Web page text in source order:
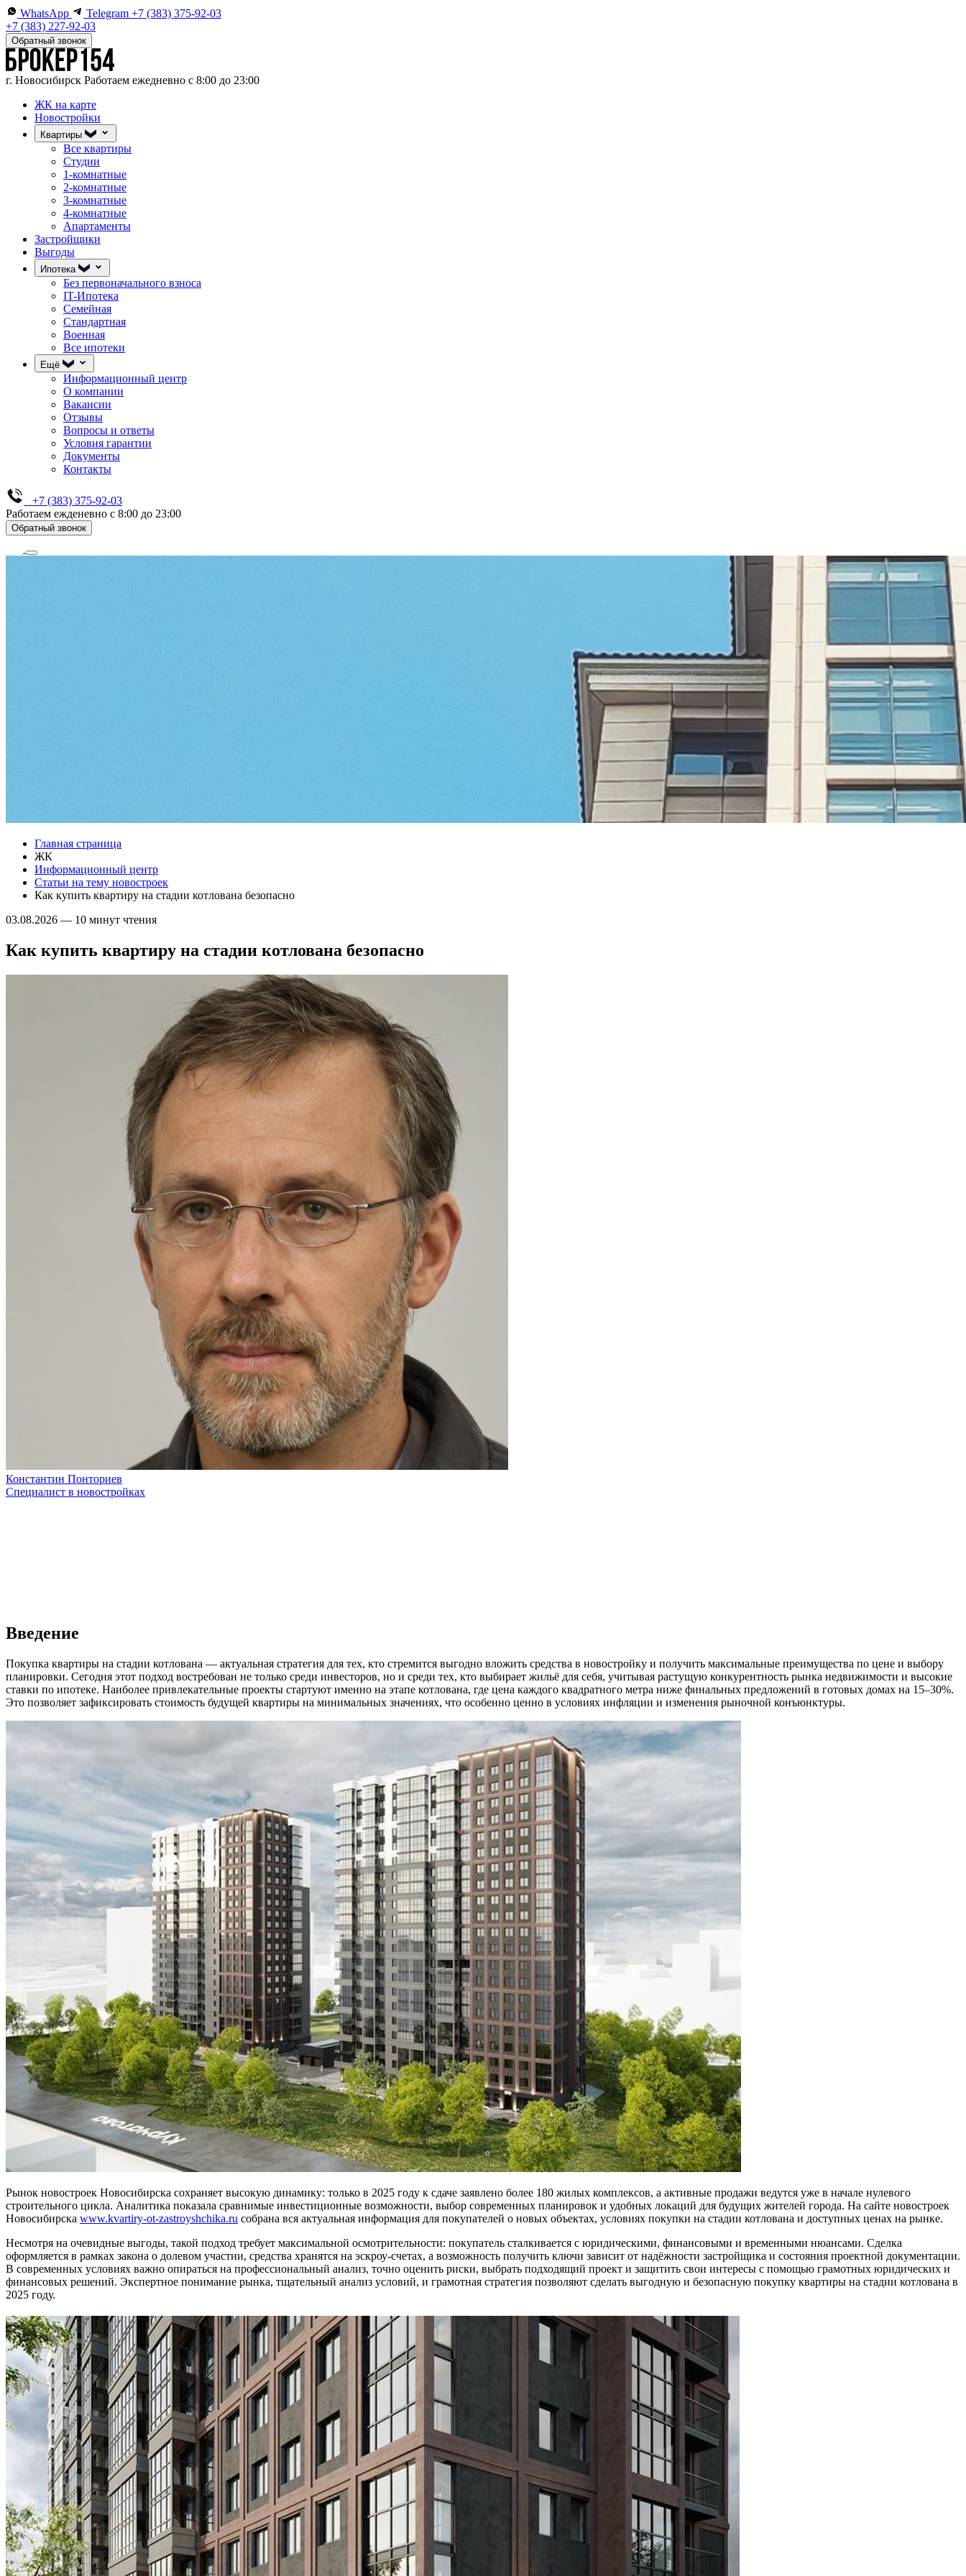
WhatsApp Telegram +7 (383) 375-92-03
+7 (383) 227-92-03
Обратный звонок
г. Новосибирск Работаем ежедневно с 8:00 до 23:00
ЖК на карте
Новостройки
Квартиры
Все квартиры
Студии
1-комнатные
2-комнатные
3-комнатные
4-комнатные
Апартаменты
Застройщики
Выгоды
Ипотека
Без первоначального взноса
IT-Ипотека
Семейная
Стандартная
Военная
Все ипотеки
Ещё
Информационный центр
О компании
Вакансии
Отзывы
Вопросы и ответы
Условия гарантии
Документы
Контакты
+7 (383) 375-92-03
Работаем ежденевно с 8:00 до 23:00
Обратный звонок
Главная страница
ЖК
Информационный центр
Статьи на тему новостроек
Как купить квартиру на стадии котлована безопасно
03.08.2026 — 10 минут чтения
Как купить квартиру на стадии котлована безопасно
Константин Понториев
Специалист в новостройках
Введение
Покупка квартиры на стадии котлована — актуальная стратегия для тех, кто стремится выгодно вложить средства в новостройку и получить максимальные преимущества по цене и выбору
планировки. Сегодня этот подход востребован не только среди инвесторов, но и среди тех, кто выбирает жильё для себя, учитывая растущую конкурентность рынка недвижимости и высокие
ставки по ипотеке. Наиболее привлекательные проекты стартуют именно на этапе котлована, где цена каждого квадратного метра ниже финальных предложений в готовых домах на 15–30%.
Это позволяет зафиксировать стоимость будущей квартиры на минимальных значениях, что особенно ценно в условиях инфляции и изменения рыночной конъюнктуры.
Рынок новостроек Новосибирска сохраняет высокую динамику: только в 2025 году к сдаче заявлено более 180 жилых комплексов, а активные продажи ведутся уже в начале нулевого
строительного цикла. Аналитика показала сравнимые инвестиционные возможности, выбор современных планировок и удобных локаций для будущих жителей города. На сайте новостроек
Новосибирска www.kvartiry-ot-zastroyshchika.ru собрана вся актуальная информация для покупателей о новых объектах, условиях покупки на стадии котлована и доступных ценах на рынке.
Несмотря на очевидные выгоды, такой подход требует максимальной осмотрительности: покупатель сталкивается с юридическими, финансовыми и временными нюансами. Сделка
оформляется в рамках закона о долевом участии, средства хранятся на эскроу-счетах, а возможность получить ключи зависит от надёжности застройщика и состояния проектной документации.
В современных условиях важно опираться на профессиональный анализ, точно оценить риски, выбрать подходящий проект и защитить свои интересы с помощью грамотных юридических и
финансовых решений. Экспертное понимание рынка, тщательный анализ условий, и грамотная стратегия позволяют сделать выгодную и безопасную покупку квартиры на стадии котлована в
2025 году.